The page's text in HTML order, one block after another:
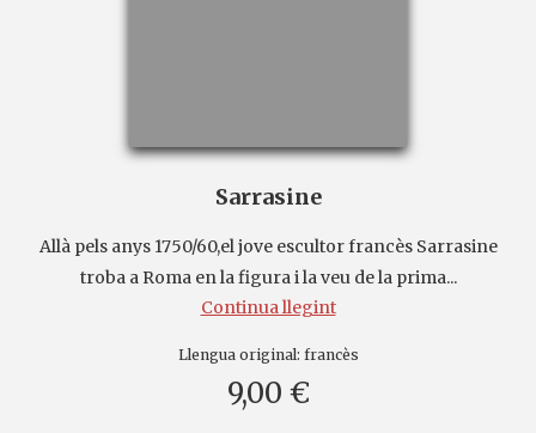
Sarrasine
Allà pels anys 1750/60,el jove escultor francès Sarrasine
troba a Roma en la figura i la veu de la prima...
Continua llegint
Llengua original: francès
9,00 €